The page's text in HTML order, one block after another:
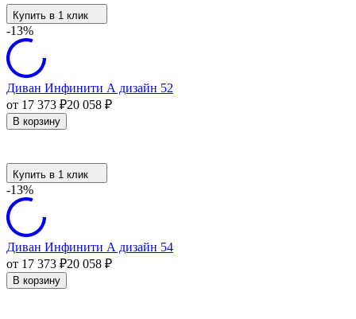
Купить в 1 клик
-13%
Диван Инфинити А дизайн 52
от 17 373 ₽20 058 ₽
В корзину
Купить в 1 клик
-13%
Диван Инфинити А дизайн 54
от 17 373 ₽20 058 ₽
В корзину